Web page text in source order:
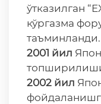
ўтказилган
кўргазма
таъминланди.
2001 йил
2002 йил